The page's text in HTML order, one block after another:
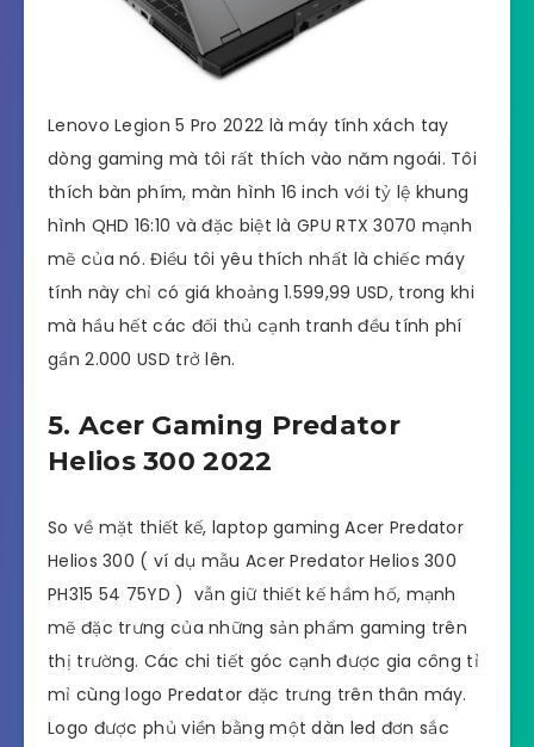
Lenovo Legion 5 Pro 2022 là máy tính xách tay
dòng gaming mà tôi rất thích vào năm ngoái. Tôi
thích bàn phím, màn hình 16 inch với tỷ lệ khung
hình QHD 16:10 và đặc biệt là GPU RTX 3070 mạnh
mẽ của nó. Điều tôi yêu thích nhất là chiếc máy
tính này chỉ có giá khoảng 1.599,99 USD, trong khi
mà hầu hết các đối thủ cạnh tranh đều tính phí
gần 2.000 USD trở lên.
5. Acer Gaming Predator
Helios 300 2022
So về mặt thiết kế, laptop gaming Acer Predator
Helios 300 ( ví dụ mẫu Acer Predator Helios 300
PH315 54 75YD ) vẫn giữ thiết kế hầm hố, mạnh
mẽ đặc trưng của những sản phẩm gaming trên
thị trường. Các chi tiết góc cạnh được gia công tỉ
mỉ cùng logo Predator đặc trưng trên thân máy.
Logo được phủ viền bằng một dàn led đơn sắc